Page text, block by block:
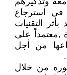
في استرجاع
التقنيات
,معتمداً على
من أجل
من خلال